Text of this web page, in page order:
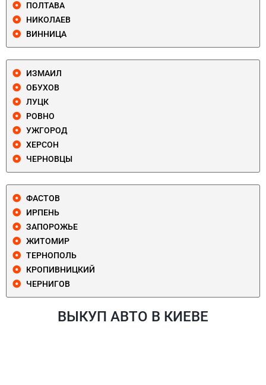
ПОЛТАВА
НИКОЛАЕВ
ВИННИЦА
ИЗМАИЛ
ОБУХОВ
ЛУЦК
РОВНО
УЖГОРОД
ХЕРСОН
ЧЕРНОВЦЫ
ФАСТОВ
ИРПЕНЬ
ЗАПОРОЖЬЕ
ЖИТОМИР
ТЕРНОПОЛЬ
КРОПИВНИЦКИЙ
ЧЕРНИГОВ
ВЫКУП АВТО В КИЕВЕ